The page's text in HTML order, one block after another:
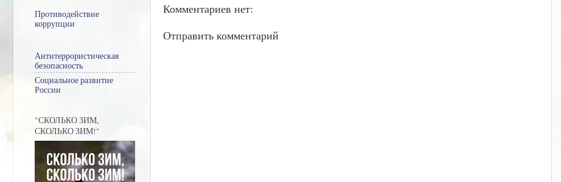
Комментариев нет:
Отправить комментарий
Противодействие
коррупции
Антитеррористическая
безопасность
Социальное развитие
России
"СКОЛЬКО ЗИМ,
СКОЛЬКО ЗИМ!"